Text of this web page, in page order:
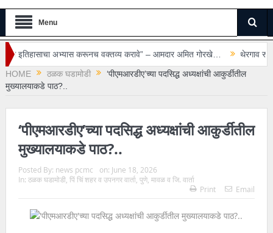
Menu
करूनच वक्तव्य करावे” – आमदार अमित गोरखे…
थेरगाव रुग्णालयातील सुरक्षा
HOME
ठळक घडामोडी
‘पीएमआरडीए’च्या पदसिद्ध अध्यक्षांची आकुर्डीतील
मुख्यालयाकडे पाठ?..
‘पीएमआरडीए’च्या पदसिद्ध अध्यक्षांची आकुर्डीतील
मुख्यालयाकडे पाठ?..
Posted By: news pcmc on: June 18, 2026
In: ठळक घडामोडी, पिं चिं शहर व उपनगर वार्ता, पुणे, मावळ व जि. वार्ता
Print
Email